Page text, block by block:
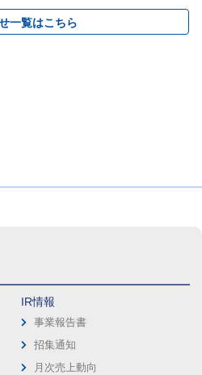
一覧はこちら
IR情報
事業報告書
招集通知
月次売上動向